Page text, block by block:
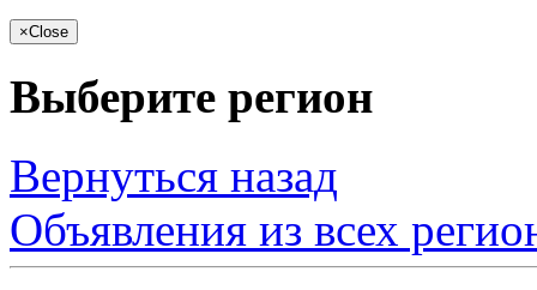
×Close
Выберите регион
Вернуться назад
Объявления из всех